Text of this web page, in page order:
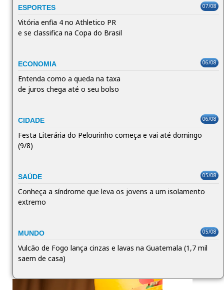
ESPORTES 07/08
Vitória enfia 4 no Athletico PR
e se classifica na Copa do Brasil
ECONOMIA 06/08
Entenda como a queda na taxa
de juros chega até o seu bolso
CIDADE 06/08
Festa Literária do Pelourinho começa e vai até domingo
(9/8)
SAÚDE 05/08
Conheça a síndrome que leva os jovens a um isolamento
extremo
MUNDO 05/08
Vulcão de Fogo lança cinzas e lavas na Guatemala (1,7 mil
saem de casa)